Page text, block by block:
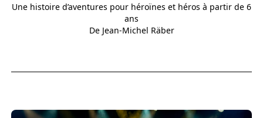
Une histoire d’aventures pour héroïnes et héros à partir de 6
ans
De Jean-Michel Räber